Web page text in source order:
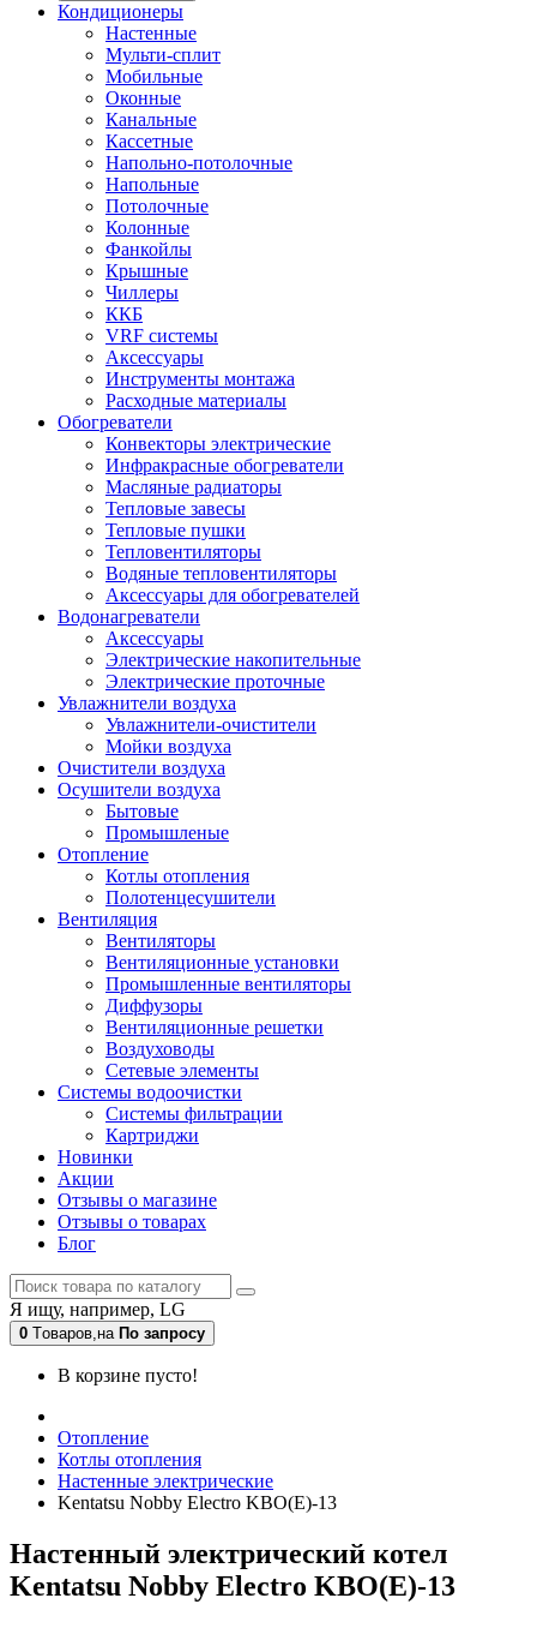
Кондиционеры
Настенные
Мульти-сплит
Мобильные
Оконные
Канальные
Кассетные
Напольно-потолочные
Напольные
Потолочные
Колонные
Фанкойлы
Крышные
Чиллеры
ККБ
VRF системы
Аксессуары
Инструменты монтажа
Расходные материалы
Обогреватели
Конвекторы электрические
Инфракрасные обогреватели
Масляные радиаторы
Тепловые завесы
Тепловые пушки
Тепловентиляторы
Водяные тепловентиляторы
Аксессуары для обогревателей
Водонагреватели
Аксессуары
Электрические накопительные
Электрические проточные
Увлажнители воздуха
Увлажнители-очистители
Мойки воздуха
Очистители воздуха
Осушители воздуха
Бытовые
Промышленые
Отопление
Котлы отопления
Полотенцесушители
Вентиляция
Вентиляторы
Вентиляционные установки
Промышленные вентиляторы
Диффузоры
Вентиляционные решетки
Воздуховоды
Сетевые элементы
Системы водоочистки
Системы фильтрации
Картриджи
Новинки
Акции
Отзывы о магазине
Отзывы о товарах
Блог
Я ищу, например, LG
0 Tоваров,на По запросу
В корзине пусто!
Отопление
Котлы отопления
Настенные электрические
Kentatsu Nobby Electro KBO(E)-13
Настенный электрический котел
Kentatsu Nobby Electro KBO(E)-13